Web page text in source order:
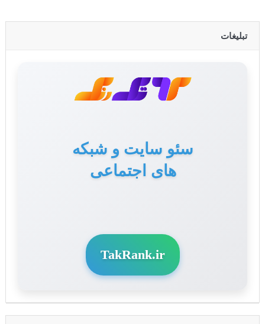
تبلیغات
سئو سایت و شبکه
های اجتماعی
TakRank.ir